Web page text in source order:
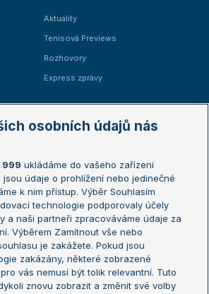
Aktuality
Tenisová Previews
Rozhovory
Express zprávy
Australian Open
French Open
Wimbledon
US Open
Turnaj mistrů
Turnaj mistryň
osobních údajů nás
999 ukládáme do vašeho zařízení
údaje o prohlížení nebo jedinečné
k nim přístup. Výběr Souhlasím
technologie podporovaly účely
a naši partneři zpracováváme údaje za
Výběrem Zamítnout vše nebo
je zakážete. Pokud jsou
zakázány, některé zobrazené
vás nemusí být tolik relevantní. Tuto
znovu zobrazit a změnit své volby